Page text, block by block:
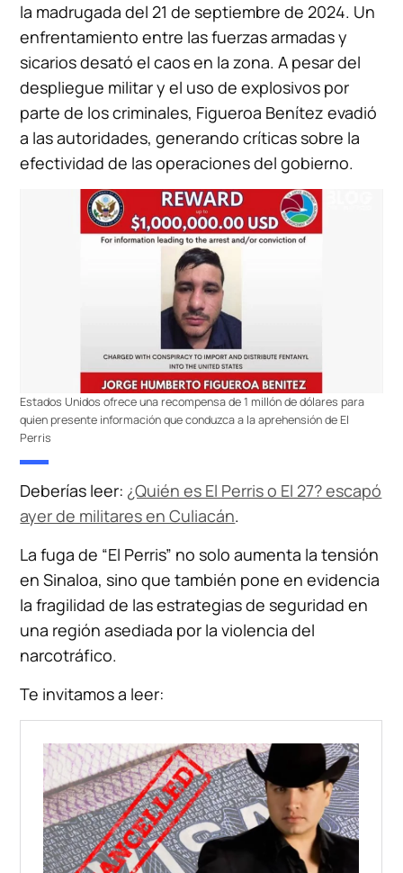
la madrugada del 21 de septiembre de 2024. Un
enfrentamiento entre las fuerzas armadas y
sicarios desató el caos en la zona. A pesar del
despliegue militar y el uso de explosivos por
parte de los criminales, Figueroa Benítez evadió
a las autoridades, generando críticas sobre la
efectividad de las operaciones del gobierno.
Estados Unidos ofrece una recompensa de 1 millón de dólares para
quien presente información que conduzca a la aprehensión de El
Perris
Deberías leer: ¿Quién es El Perris o El 27? escapó
ayer de militares en Culiacán.
La fuga de “El Perris” no solo aumenta la tensión
en Sinaloa, sino que también pone en evidencia
la fragilidad de las estrategias de seguridad en
una región asediada por la violencia del
narcotráfico.
Te invitamos a leer: